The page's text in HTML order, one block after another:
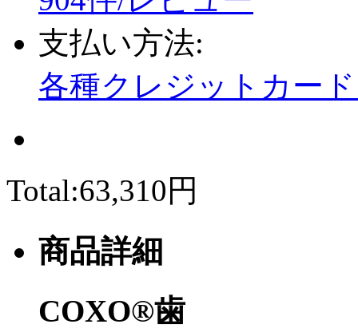
支払い方法:
各種クレジットカー
Total:63,310円
商品詳細
COXO®歯